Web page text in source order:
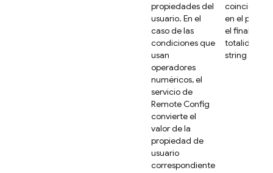
propiedades del
usuario. En el
caso de las
condiciones que
usan
operadores
numéricos, el
servicio de
Remote Config
convierte el
valor de la
propiedad de
usuario
correspondiente
en el
el final o la
totalidad
string